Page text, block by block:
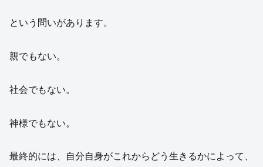
という問いがあります。
親でもない。
社会でもない。
神様でもない。
最終的には、自分自身がこれからどう生きるかによって、